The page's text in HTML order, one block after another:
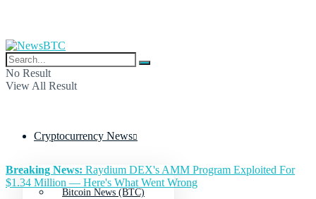
No Result
View All Result
Cryptocurrency News
Bitcoin News (BTC)
Breaking News: Raydium DEX's AMM Program Exploited For
$1.34 Million — Here's What Went Wrong